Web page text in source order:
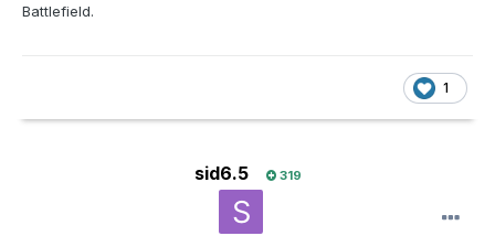
Battlefield.
1
sid6.5 319